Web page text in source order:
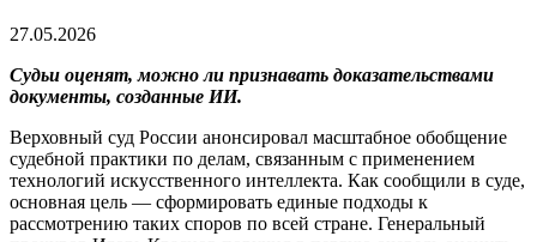
27.05.2026
Судьи оценят, можно ли признавать доказательствами
документы, созданные ИИ.
Верховный суд России анонсировал масштабное обобщение
судебной практики по делам, связанным с применением
технологий искусственного интеллекта. Как сообщили в суде,
основная цель — сформировать единые подходы к
рассмотрению таких споров по всей стране. Генеральный